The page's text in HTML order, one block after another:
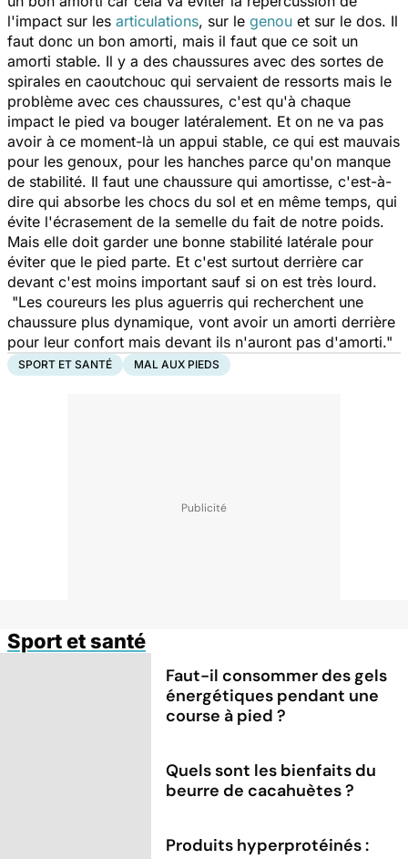
l'impact sur les articulations, sur le genou et sur le dos. Il
faut donc un bon amorti, mais il faut que ce soit un
amorti stable. Il y a des chaussures avec des sortes de
spirales en caoutchouc qui servaient de ressorts mais le
problème avec ces chaussures, c'est qu'à chaque
impact le pied va bouger latéralement. Et on ne va pas
avoir à ce moment-là un appui stable, ce qui est mauvais
pour les genoux, pour les hanches parce qu'on manque
de stabilité. Il faut une chaussure qui amortisse, c'est-à-
dire qui absorbe les chocs du sol et en même temps, qui
évite l'écrasement de la semelle du fait de notre poids.
Mais elle doit garder une bonne stabilité latérale pour
éviter que le pied parte. Et c'est surtout derrière car
devant c'est moins important sauf si on est très lourd.
"Les coureurs les plus aguerris qui recherchent une
chaussure plus dynamique, vont avoir un amorti derrière
pour leur confort mais devant ils n'auront pas d'amorti."
SPORT ET SANTÉ MAL AUX PIEDS
Sport et santé
Faut-il consommer des gels
énergétiques pendant une
course à pied ?
Quels sont les bienfaits du
beurre de cacahuètes ?
Produits hyperprotéinés :